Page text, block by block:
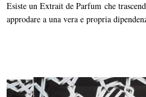
Esiste un Extrait de Parfum che
approdare a una vera e propria